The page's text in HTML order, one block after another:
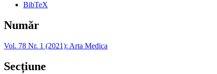
BibTeX
Număr
Vol. 78 Nr. 1 (2021): Arta Medica
Secțiune